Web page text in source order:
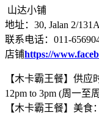
️ 山达小铺
地址：30, Jalan 2/
联系电话：011-
店铺https://
【木卡霸王餐】供应
12pm to 3pm (周一至
【木卡霸王餐】美食